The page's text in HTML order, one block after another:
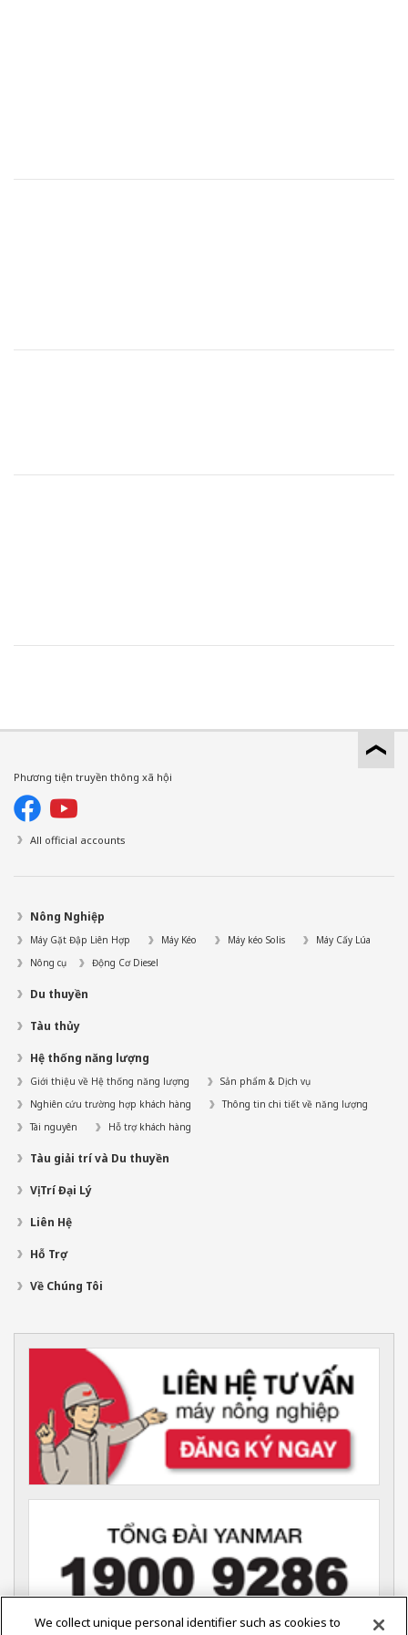
Phương tiện truyền thông xã hội
All official accounts
Nông Nghiệp
Máy Gặt Đập Liên Hợp Máy Kéo Máy kéo Solis
Máy Cấy Lúa
Nông cụ
Động Cơ Diesel
Du thuyền
Tàu thủy
Hệ thống năng lượng
Giới thiệu về Hệ thống năng lượng
Sản phẩm & Dịch vụ
Nghiên cứu trường hợp khách hàng
Thông tin chi tiết về năng lượng
Tài nguyên
Hỗ trợ khách hàng
Tàu giải trí và Du thuyền
Vị Trí Đại Lý
Liên Hệ
Hỗ Trợ
Về Chúng Tôi
We collect unique personal identifier such as cookies to